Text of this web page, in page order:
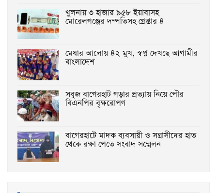
খুলনায় ৩ হাজার ৯৫৮ ইয়াবাসহ
মোরেলগঞ্জের দম্পতিসহ গ্রেপ্তার ৪
মেধার আলোয় ৪২ মুখ, স্বপ্ন দেখছে আগামীর
বাংলাদেশ
সবুজ বাগেরহাট গড়ার প্রত্যায় নিয়ে পৌর
বিএনপির বৃক্ষরোপণ
বাগেরহাটে মাদক ব্যবসায়ী ও সন্ত্রাসীদের হাত
থেকে রক্ষা পেতে সংবাদ সম্মেলন